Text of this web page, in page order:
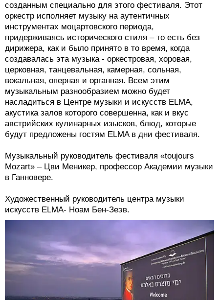
созданным специально для этого фестиваля. Этот
оркестр исполняет музыку на аутентичных
инструментах моцартовского периода,
придерживаясь исторического стиля – то есть без
дирижера, как и было принято в то время, когда
создавалась эта музыка - оркестровая, хоровая,
церковная, танцевальная, камерная, сольная,
вокальная, оперная и органная. Всем этим
музыкальным разнообразием можно будет
насладиться в Центре музыки и искусств ELMA,
акустика залов которого совершенна, как и вкус
австрийских кулинарных изысков, блюд, которые
будут предложены гостям ELMA в дни фестиваля.
Музыкальный руководитель фестиваля «toujours
Mozart» – Цви Меникер, профессор Академии музыки
в Ганновере.
Художественный руководитель центра музыки
искусств ELMA- Ноам Бен-Зеэв.